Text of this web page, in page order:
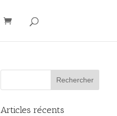
Articles récents